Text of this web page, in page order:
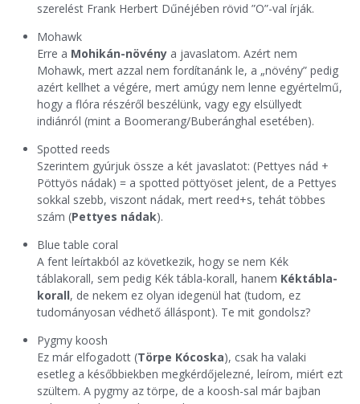
szerelést Frank Herbert Dűnéjében rövid ”O”-val írják.
Mohawk
Erre a Mohikán-növény a javaslatom. Azért nem
Mohawk, mert azzal nem fordítanánk le, a „növény” pedig
azért kellhet a végére, mert amúgy nem lenne egyértelmű,
hogy a flóra részéről beszélünk, vagy egy elsüllyedt
indiánról (mint a Boomerang/Buberánghal esetében).
Spotted reeds
Szerintem gyúrjuk össze a két javaslatot: (Pettyes nád +
Pöttyös nádak) = a spotted pöttyöset jelent, de a Pettyes
sokkal szebb, viszont nádak, mert reed+s, tehát többes
szám (Pettyes nádak).
Blue table coral
A fent leírtakból az következik, hogy se nem Kék
táblakorall, sem pedig Kék tábla-korall, hanem Kéktábla-
korall, de nekem ez olyan idegenül hat (tudom, ez
tudományosan védhető álláspont). Te mit gondolsz?
Pygmy koosh
Ez már elfogadott (Törpe Kócoska), csak ha valaki
esetleg a későbbiekben megkérdőjelezné, leírom, miért ezt
szültem. A pygmy az törpe, de a koosh-sal már bajban